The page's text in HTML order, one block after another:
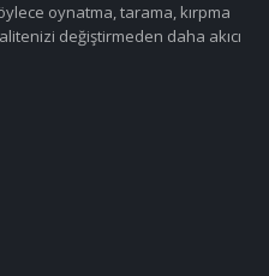
oynatma, tarama, kırpma
değiştirmeden daha akıcı